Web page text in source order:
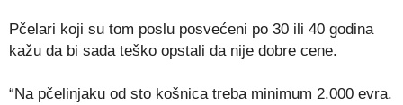
Pčelari koji su tom poslu posvećeni po 30 ili 40 godina
kažu da bi sada teško opstali da nije dobre cene.
“Na pčelinjaku od sto košnica treba minimum 2.000 evra.